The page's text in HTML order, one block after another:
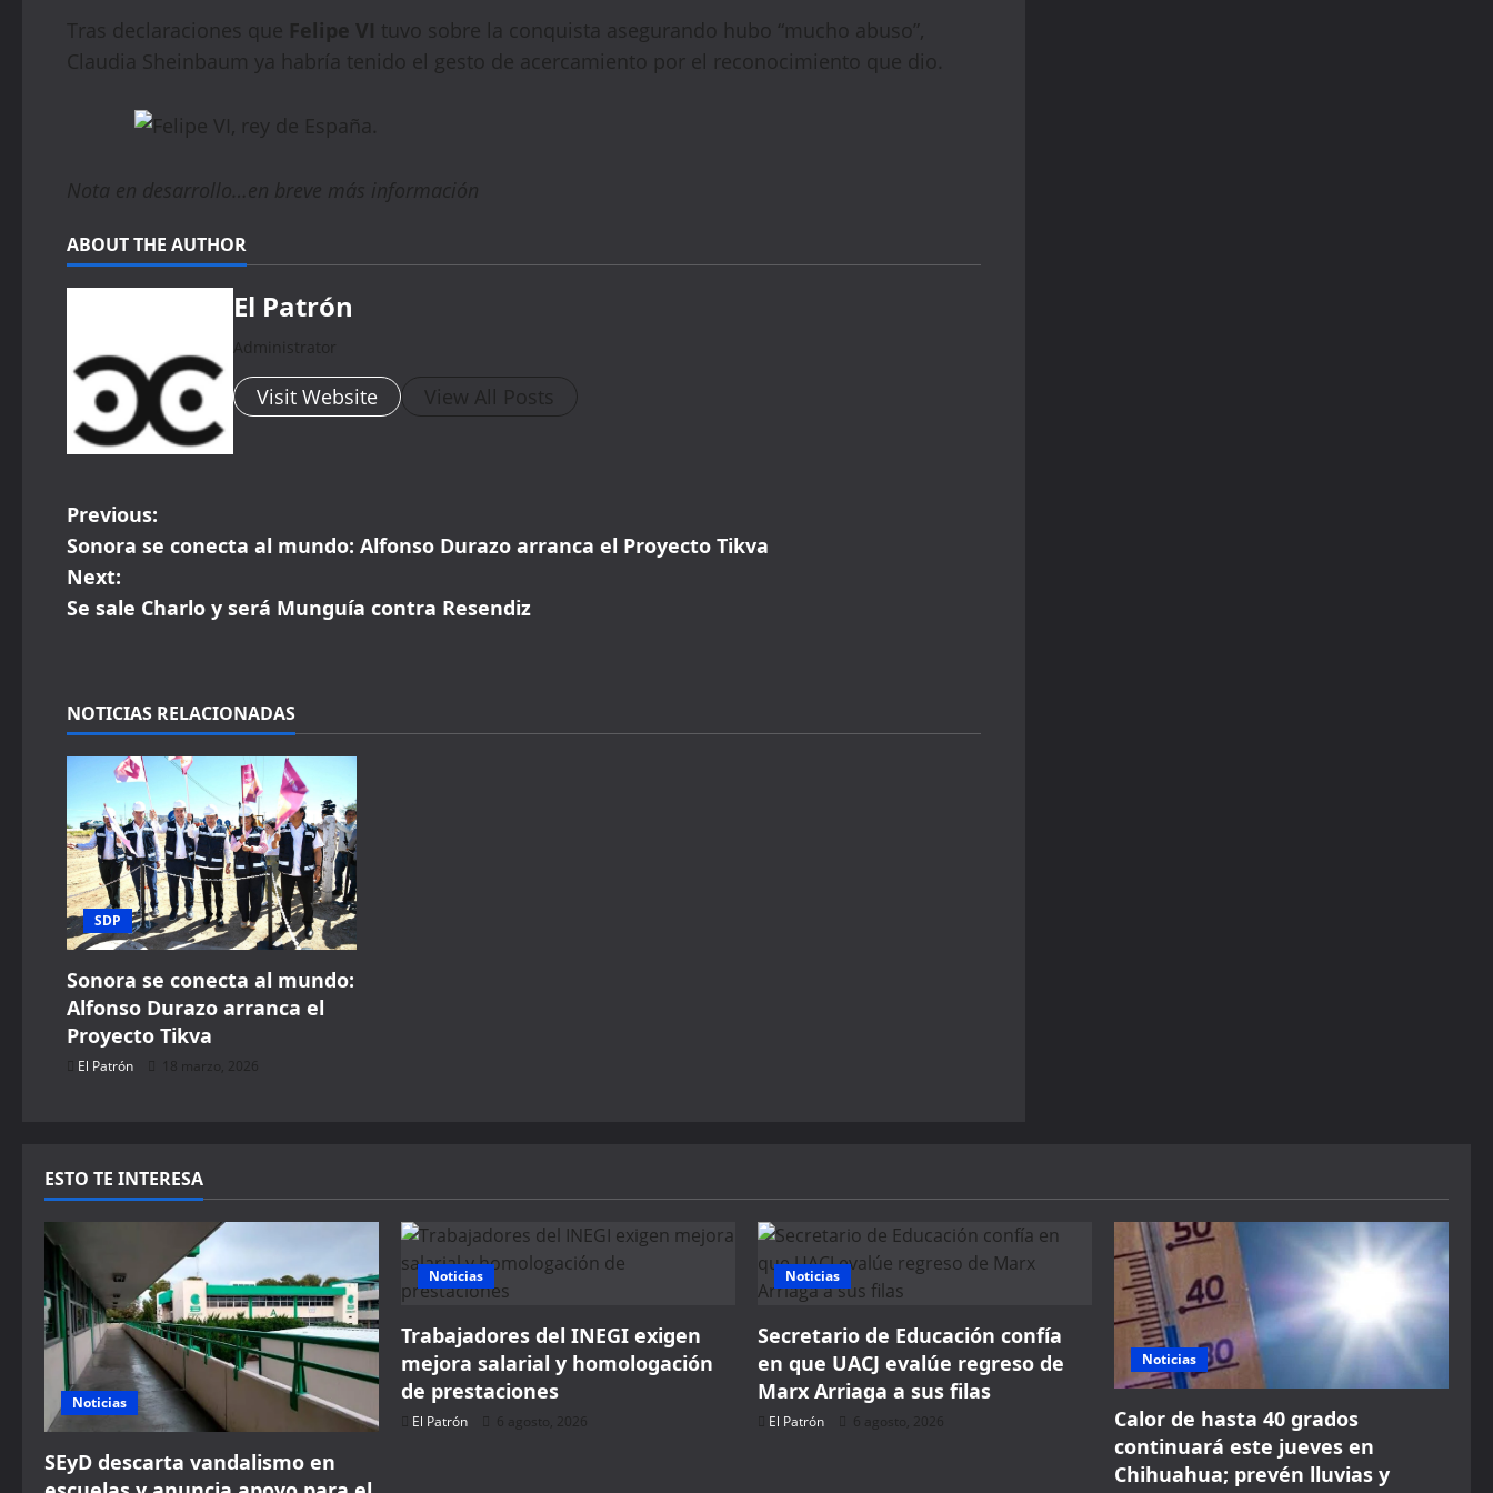
Tras declaraciones que Felipe VI tuvo sobre la conquista asegurando hubo “mucho abuso”,
Claudia Sheinbaum ya habría tenido el gesto de acercamiento por el reconocimiento que dio.
Nota en desarrollo…en breve más información
ABOUT THE AUTHOR
El Patrón
Administrator
Visit Website View All Posts
P
o
s
n
a
v
i
g
a
t
i
o
Previous:
Sonora se conecta al mundo: Alfonso Durazo arranca el Proyecto Tikva
Next:
Se sale Charlo y será Munguía contra Resendiz
NOTICIAS RELACIONADAS
SDP
Sonora se conecta al mundo:
Alfonso Durazo arranca el
Proyecto Tikva
El Patrón 18 marzo, 2026
ESTO TE INTERESA
Noticias
SEyD descarta vandalismo en
Noticias
Trabajadores del INEGI exigen
mejora salarial y homologación
de prestaciones
El Patrón 6 agosto, 2026
Noticias
Secretario de Educación confía
en que UACJ evalúe regreso de
Marx Arriaga a sus filas
El Patrón 6 agosto, 2026
Noticias
Calor de hasta 40 grados
continuará este jueves en
Chihuahua; prevén lluvias y
WELCOME15